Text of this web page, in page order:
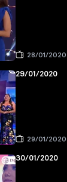
28/01/2020
29/01/2020
29/01/2020
30/01/2020